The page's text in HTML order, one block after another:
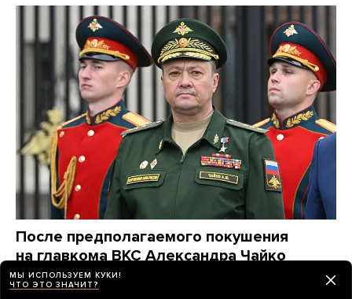
После предполагаемого покушения
на главкома ВКС Александра Чайко
прошло три дня. Что мы знаем
о случившемся?
МЫ ИСПОЛЬЗУЕМ КУКИ!
ЧТО ЭТО ЗНАЧИТ?